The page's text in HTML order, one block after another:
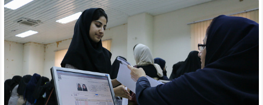
کنکور
ارشد
۹۶
تا
ظهر
چهارشنبه